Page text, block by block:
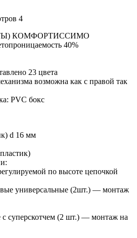
4
КОМФОРТИССИМО
40%
23 цвета
возможна как с правой так
PVC бокс
d 16 мм
по высоте цепочкой
универсальные (2шт.) — монтаж
с суперскотчем (2 шт.) — монтаж на